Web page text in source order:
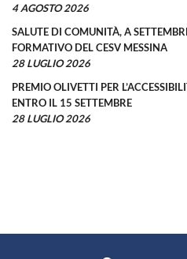
4 AGOSTO 2026
SALUTE DI COMUNITÀ, A
FORMATIVO DEL CESV MESSINA
28 LUGLIO 2026
PREMIO OLIVETTI PER
ENTRO IL 15 SETTEMBRE
28 LUGLIO 2026